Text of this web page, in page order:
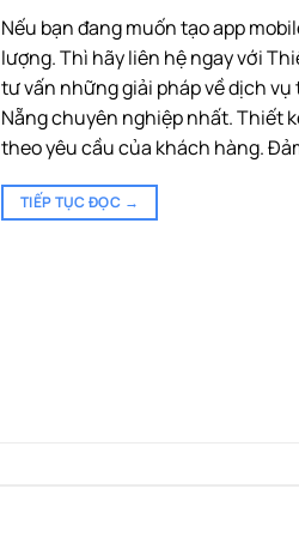
Nếu bạn đang muốn tạo app
lượng. Thì hãy liên hệ ngay với
tư vấn những giải pháp về dịch
Nẵng chuyên nghiệp nhất. Thiết
theo yêu cầu của khách hàng.
TIẾP TỤC ĐỌC →